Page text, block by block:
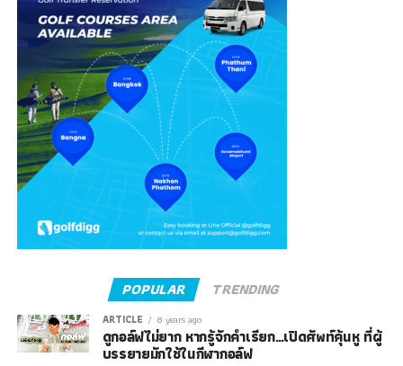
POPULAR TRENDING
ARTICLE 8 years ago
ดูกอล์ฟไม่ยาก หากรู้จักคำเรียก…เปิดศัพท์คุ้นหู ที่ผู้
บรรยายมักใช้ในกีฬากอล์ฟ